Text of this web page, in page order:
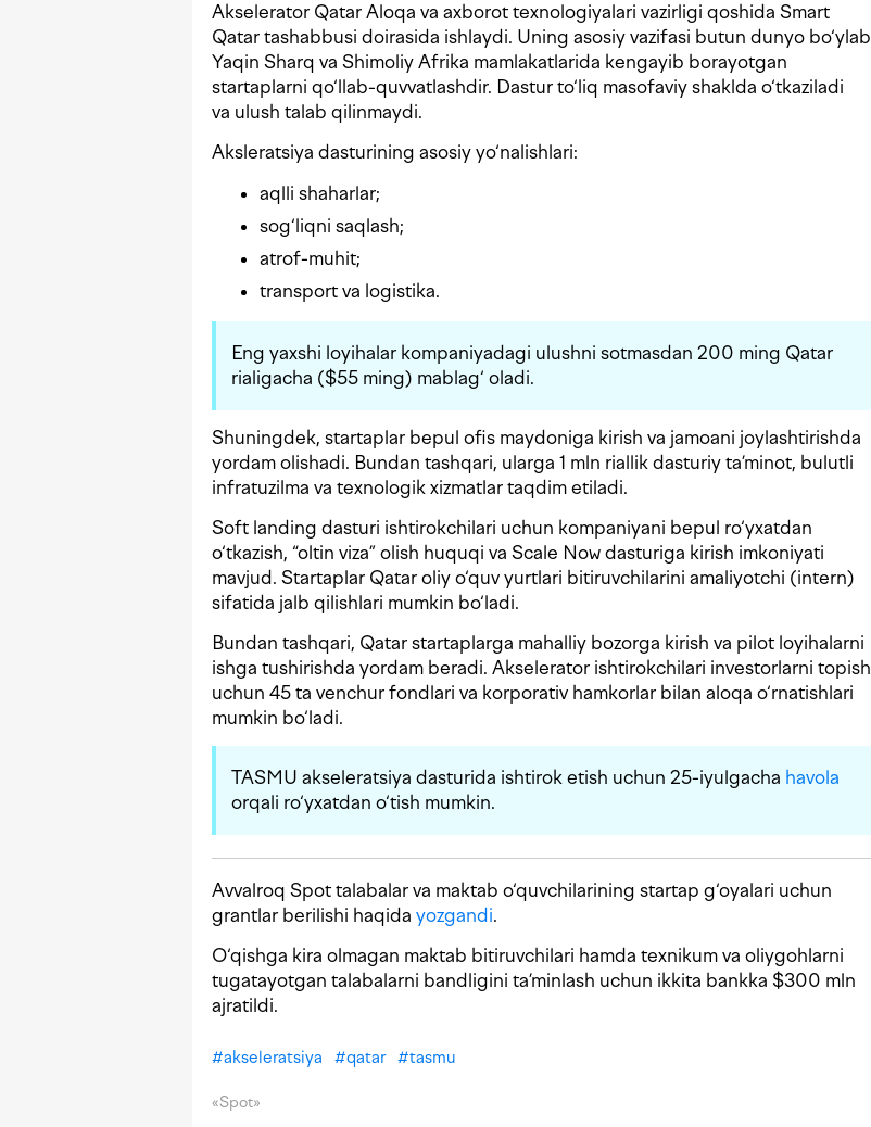
Akselerator Qatar Aloqa va axborot texnologiyalari vazirligi qoshida Smart
Qatar tashabbusi doirasida ishlaydi. Uning asosiy vazifasi butun dunyo bo‘ylab
Yaqin Sharq va Shimoliy Afrika mamlakatlarida kengayib borayotgan
startaplarni qo‘llab-quvvatlashdir. Dastur to‘liq masofaviy shaklda o‘tkaziladi
va ulush talab qilinmaydi.
Aksleratsiya dasturining asosiy yo‘nalishlari:
aqlli shaharlar;
sog‘liqni saqlash;
atrof-muhit;
transport va logistika.
Eng yaxshi loyihalar kompaniyadagi ulushni sotmasdan 200 ming Qatar
rialigacha ($55 ming) mablag‘ oladi.
Shuningdek, startaplar bepul ofis maydoniga kirish va jamoani joylashtirishda
yordam olishadi. Bundan tashqari, ularga 1 mln riallik dasturiy ta’minot, bulutli
infratuzilma va texnologik xizmatlar taqdim etiladi.
Soft landing dasturi ishtirokchilari uchun kompaniyani bepul ro‘yxatdan
o‘tkazish, “oltin viza” olish huquqi va Scale Now dasturiga kirish imkoniyati
mavjud. Startaplar Qatar oliy o‘quv yurtlari bitiruvchilarini amaliyotchi (intern)
sifatida jalb qilishlari mumkin bo‘ladi.
Bundan tashqari, Qatar startaplarga mahalliy bozorga kirish va pilot loyihalarni
ishga tushirishda yordam beradi. Akselerator ishtirokchilari investorlarni topish
uchun 45 ta venchur fondlari va korporativ hamkorlar bilan aloqa o‘rnatishlari
mumkin bo‘ladi.
TASMU akseleratsiya dasturida ishtirok etish uchun 25-iyulgacha havola
orqali ro‘yxatdan o‘tish mumkin.
Avvalroq Spot talabalar va maktab o‘quvchilarining startap g‘oyalari uchun
grantlar berilishi haqida yozgandi.
O‘qishga kira olmagan maktab bitiruvchilari hamda texnikum va oliygohlarni
tugatayotgan talabalarni bandligini ta’minlash uchun ikkita bankka $300 mln
ajratildi.
#akseleratsiya #qatar #tasmu
«Spot»